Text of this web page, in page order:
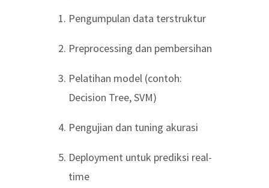
Pengumpulan data terstruktur
Preprocessing dan pembersihan
Pelatihan model (contoh:
Decision Tree, SVM)
Pengujian dan tuning akurasi
Deployment untuk prediksi real-
time